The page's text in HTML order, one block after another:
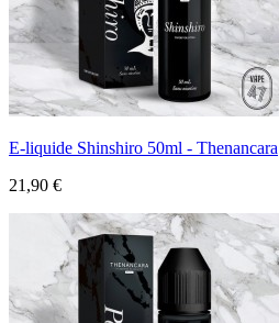
E-liquide Shinshiro 50ml - Thenancara
21,90 €